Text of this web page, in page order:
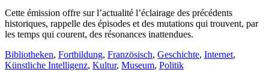
Cette émission offre sur l’actualité l’éclairage des précédents
historiques, rappelle des épisodes et des mutations qui trouvent, par
les temps qui courent, des résonances inattendues.
Bibliotheken, Fortbildung, Französisch, Geschichte, Internet,
Künstliche Intelligenz, Kultur, Museum, Politik